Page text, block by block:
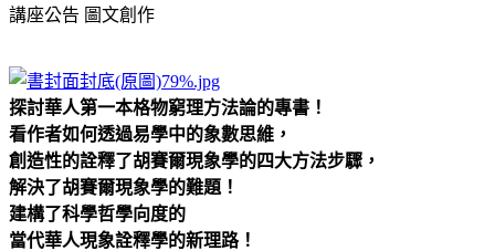
講座公告 圖文創作
探討華人第一本格物窮理方法論的專書！
看作者如何透過易學中的象數思維，
創造性的詮釋了胡賽爾現象學的四大方法步驟，
解決了胡賽爾現象學的難題！
建構了科學哲學向度的
當代華人現象詮釋學的新理路！